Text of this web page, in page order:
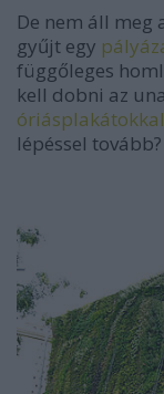
De nem áll meg
gyűjt egy
függőleges
kell dobni az
óriásplakátokkal
lépéssel